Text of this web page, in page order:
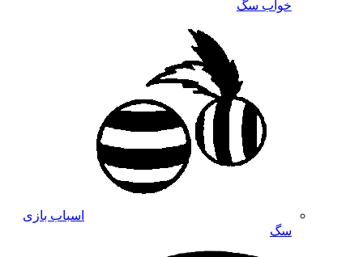
خواب سگ
اسباب بازی
سگ